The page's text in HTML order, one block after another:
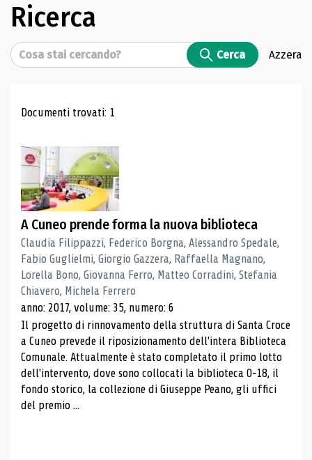
Ricerca
Cerca Cerca Azzera
Risultati di ricerca
Documenti trovati: 1
A Cuneo prende forma la nuova biblioteca
Claudia Filippazzi, Federico Borgna, Alessandro Spedale,
Fabio Guglielmi, Giorgio Gazzera, Raffaella Magnano,
Lorella Bono, Giovanna Ferro, Matteo Corradini, Stefania
Chiavero, Michela Ferrero
anno: 2017, volume: 35, numero: 6
Il progetto di rinnovamento della struttura di Santa Croce
a Cuneo prevede il riposizionamento dell'intera Biblioteca
Comunale. Attualmente è stato completato il primo lotto
dell'intervento, dove sono collocati la biblioteca 0-18, il
fondo storico, la collezione di Giuseppe Peano, gli uffici
del premio ...